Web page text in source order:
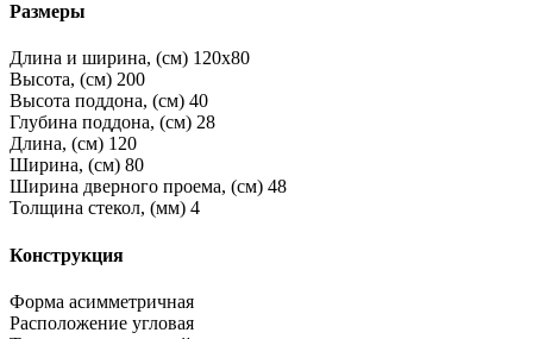
Размеры
Длина и ширина, (см) 120x80
Высота, (см) 200
Высота поддона, (см) 40
Глубина поддона, (см) 28
Длина, (см) 120
Ширина, (см) 80
Ширина дверного проема, (см) 48
Толщина стекол, (мм) 4
Конструкция
Форма асимметричная
Расположение угловая